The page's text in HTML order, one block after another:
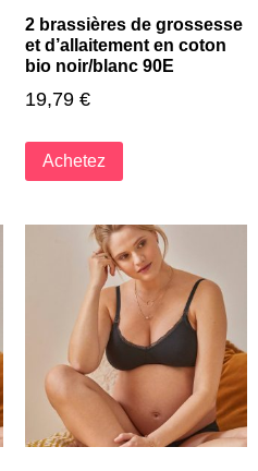
2 brassières de grossesse
et d’allaitement en coton
bio noir/blanc 90E
19,79 €
Achetez